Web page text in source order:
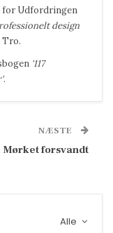
for Udfordringen
design
'117
.
NÆSTE
Mørket forsvandt
Alle